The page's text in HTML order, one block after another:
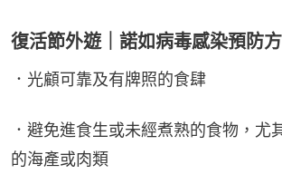
復活節外遊｜諾如病毒感染預防
．光顧可靠及有牌照的食肆
．避免進食生或未經煮熟的食物，尤
的海產或肉類